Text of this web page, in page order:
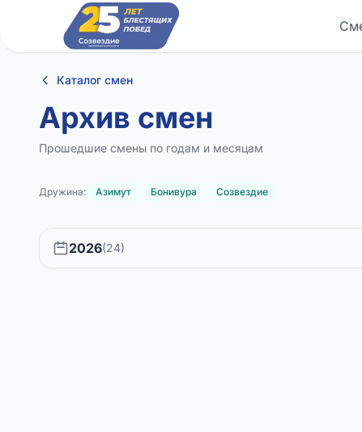
Каталог смен
Архив смен
Прошедшие смены по годам и месяцам
Дружина: Азимут Бонивура Созвездие
2026(24)